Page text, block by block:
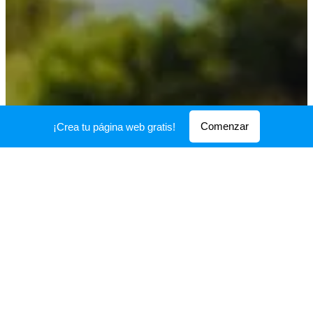
¡Crea tu página web gratis! Comenzar